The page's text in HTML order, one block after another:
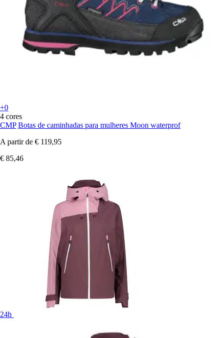
+0
4 cores
CMP Botas de caminhadas para mulheres Moon waterprof
A partir de € 119,95
€ 85,46
24h